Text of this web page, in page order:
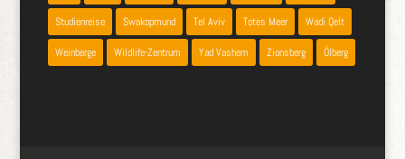
Studienreise Swakopmund Tel Aviv Totes Meer Wadi Qelt
Weinberge Wildlife-Zentrum Yad Vashem Zionsberg Ölberg